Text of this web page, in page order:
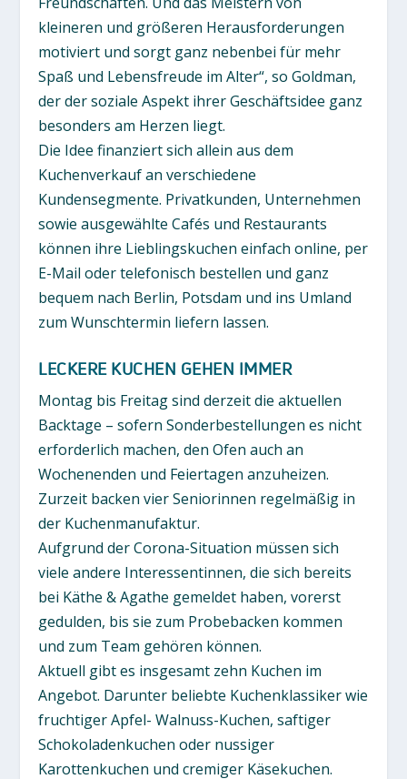
kleineren und größeren Herausforderungen
motiviert und sorgt ganz nebenbei für mehr
Spaß und Lebensfreude im Alter“, so Goldman,
der der soziale Aspekt ihrer Geschäftsidee ganz
besonders am Herzen liegt.
Die Idee finanziert sich allein aus dem
Kuchenverkauf an verschiedene
Kundensegmente. Privatkunden, Unternehmen
sowie ausgewählte Cafés und Restaurants
können ihre Lieblingskuchen einfach online, per
E-Mail oder telefonisch bestellen und ganz
bequem nach Berlin, Potsdam und ins Umland
zum Wunschtermin liefern lassen.
LECKERE KUCHEN GEHEN IMMER
Montag bis Freitag sind derzeit die aktuellen
Backtage – sofern Sonderbestellungen es nicht
erforderlich machen, den Ofen auch an
Wochenenden und Feiertagen anzuheizen.
Zurzeit backen vier Seniorinnen regelmäßig in
der Kuchenmanufaktur.
Aufgrund der Corona-Situation müssen sich
viele andere Interessentinnen, die sich bereits
bei Käthe & Agathe gemeldet haben, vorerst
gedulden, bis sie zum Probebacken kommen
und zum Team gehören können.
Aktuell gibt es insgesamt zehn Kuchen im
Angebot. Darunter beliebte Kuchenklassiker wie
fruchtiger Apfel- Walnuss-Kuchen, saftiger
Schokoladenkuchen oder nussiger
Karottenkuchen und cremiger Käsekuchen.